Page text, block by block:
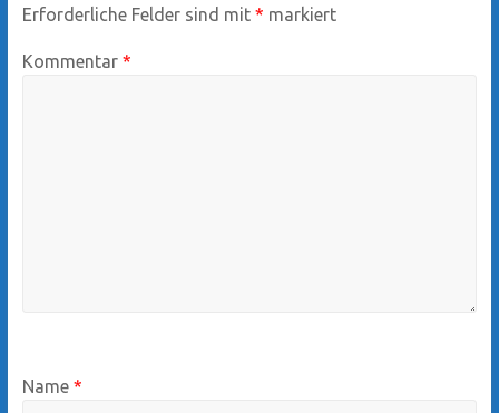
Erforderliche Felder sind mit * markiert
Kommentar *
Name *